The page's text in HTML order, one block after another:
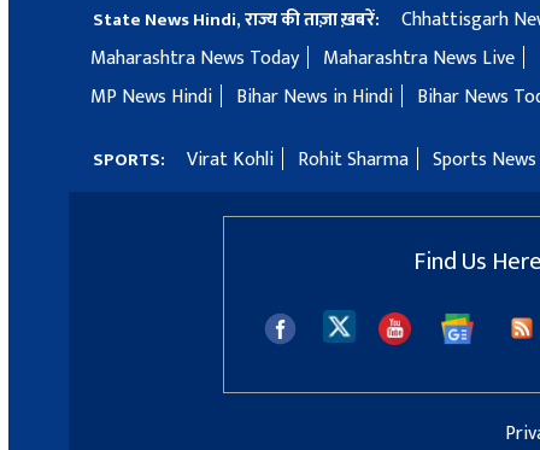
State News Hindi, राज्य की ताज़ा ख़बरें:
Chhattisgarh
Maharashtra News Today
Maharashtra News Live
MP News Hindi
Bihar News in Hindi Bihar News
SPORTS: Virat Kohli Rohit Sharma Sports
Find Us